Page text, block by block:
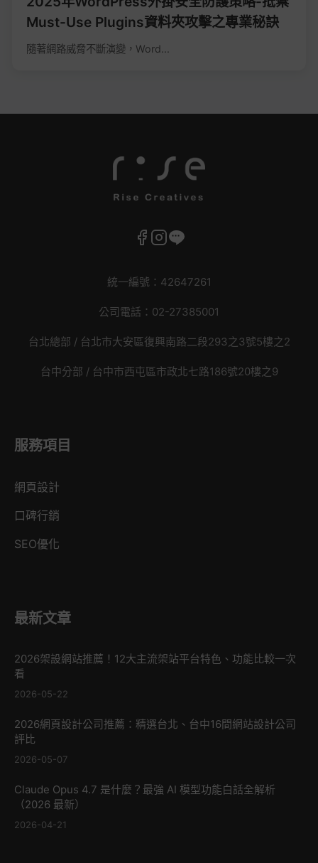
Must-Use Plugins資料夾攻擊之專業秘訣
隨著網路威脅不斷演變，Word...
統一編號：42647261
公司電話：02-27385001
台北總部 / 台北市大安區復興南路二段293之3號5樓之2
台中分部 / 台中市西屯區市政北七路186號20樓之9
服務項目
網頁設計
口碑行銷
SEO優化
最新文章
2026架設網站推薦！12大主流架站平台特色、功能比較一次
看
2026-05-22
2026網頁設計公司推薦：精選台北、台中16間網站設計公司
評比
2026-05-07
Claude Opus 4.7 是什麼？最強 AI 模型功能白話全解析
（2026 最新）
2026-04-21